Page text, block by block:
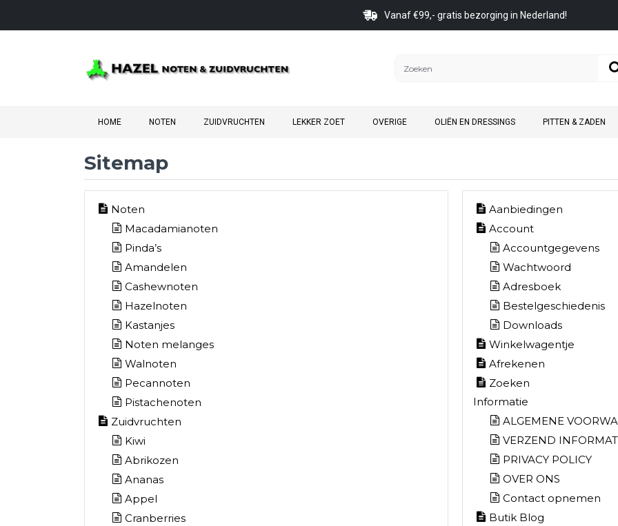
Vanaf €99,- gratis bezorging in Nederland!
HOME NOTEN ZUIDVRUCHTEN LEKKER ZOET OVERIGE OLIËN EN DRESSINGS PITTEN & ZADEN
Sitemap
Noten
Macadamianoten
Pinda’s
Amandelen
Cashewnoten
Hazelnoten
Kastanjes
Noten melanges
Walnoten
Pecannoten
Pistachenoten
Zuidvruchten
Kiwi
Abrikozen
Ananas
Appel
Cranberries
Aanbiedingen
Account
Accountgegevens
Wachtwoord
Adresboek
Bestelgeschiedenis
Downloads
Winkelwagentje
Afrekenen
Zoeken
Informatie
ALGEMENE
VERZEND
PRIVACY POLICY
OVER ONS
Contact opnemen
Butik Blog